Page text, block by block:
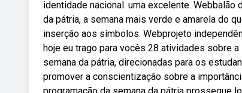
identidade nacional. uma excelente. Webbalão
da pátria, a semana mais verde e amarela do
inserção aos símbolos. Webprojeto
hoje eu trago para vocês 28 atividades sobre
semana da pátria, direcionadas para os
promover a conscientização sobre a